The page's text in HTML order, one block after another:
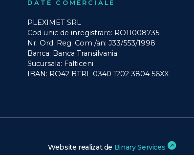
DATE COMERCIALE
PLEXIMET SRL
Cod unic de inregistrare: RO11008735
Nr. Ord. Reg. Com./an: J33/553/1998
Banca: Banca Transilvania
Sucursala: Falticeni
IBAN: RO42 BTRL 0340 1202 3804 56XX
Website realizat de Binary Services